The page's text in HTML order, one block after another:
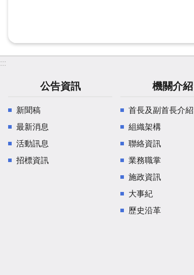
:::
公告資訊
新聞稿
最新消息
活動訊息
招標資訊
機關介紹
首長及副首長介紹
組織架構
聯絡資訊
業務職掌
施政資訊
大事紀
歷史沿革